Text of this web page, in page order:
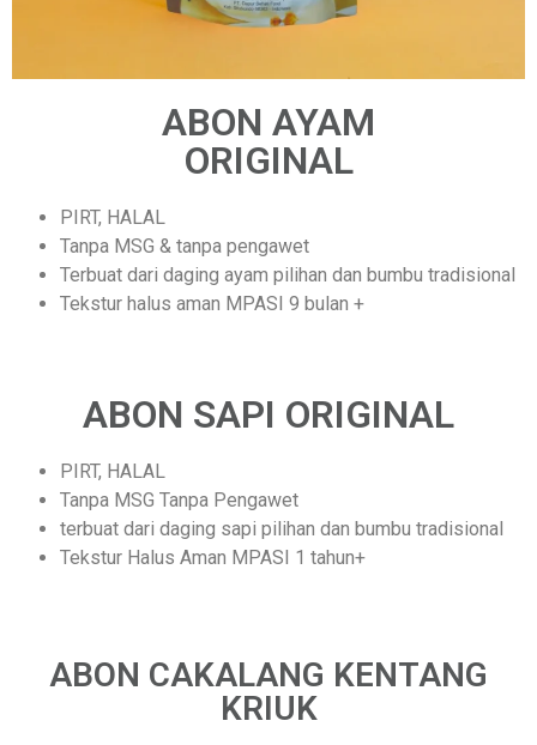
ABON AYAM
ORIGINAL
PIRT, HALAL
Tanpa MSG & tanpa pengawet
Terbuat dari daging ayam pilihan dan bumbu tradisional
Tekstur halus aman MPASI 9 bulan +
ABON SAPI ORIGINAL
PIRT, HALAL
Tanpa MSG Tanpa Pengawet
terbuat dari daging sapi pilihan dan bumbu tradisional
Tekstur Halus Aman MPASI 1 tahun+
ABON CAKALANG KENTANG
KRIUK